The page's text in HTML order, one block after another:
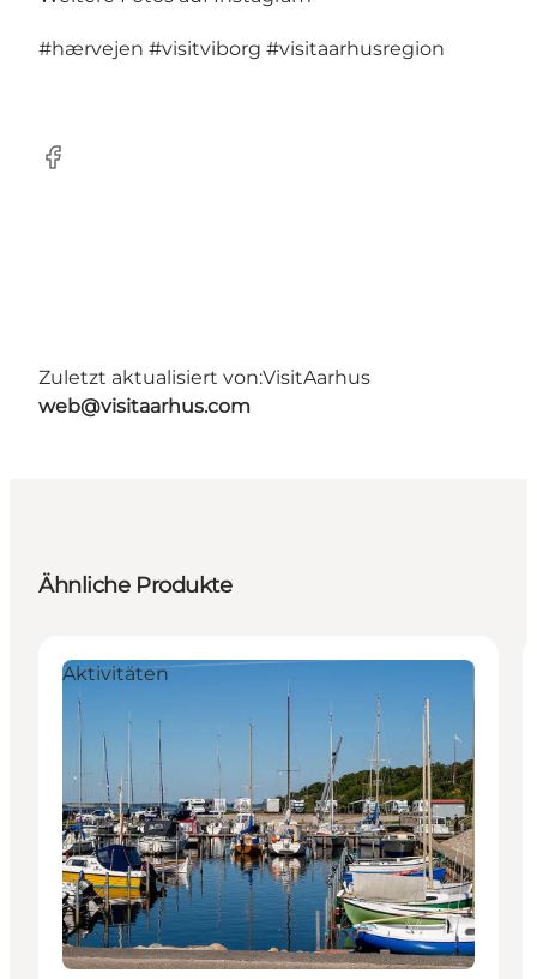
#hærvejen #visitviborg #visitaarhusregion
Facebook
Zuletzt aktualisiert von:VisitAarhus
web@visitaarhus.com
Ähnliche Produkte
Aktivitäten